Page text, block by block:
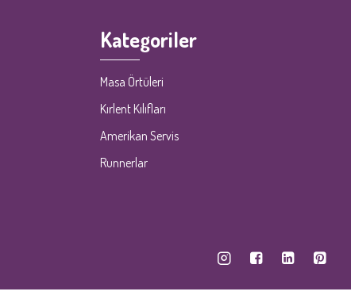
Kategoriler
Masa Örtüleri
Kırlent Kılıfları
Amerikan Servis
Runnerlar